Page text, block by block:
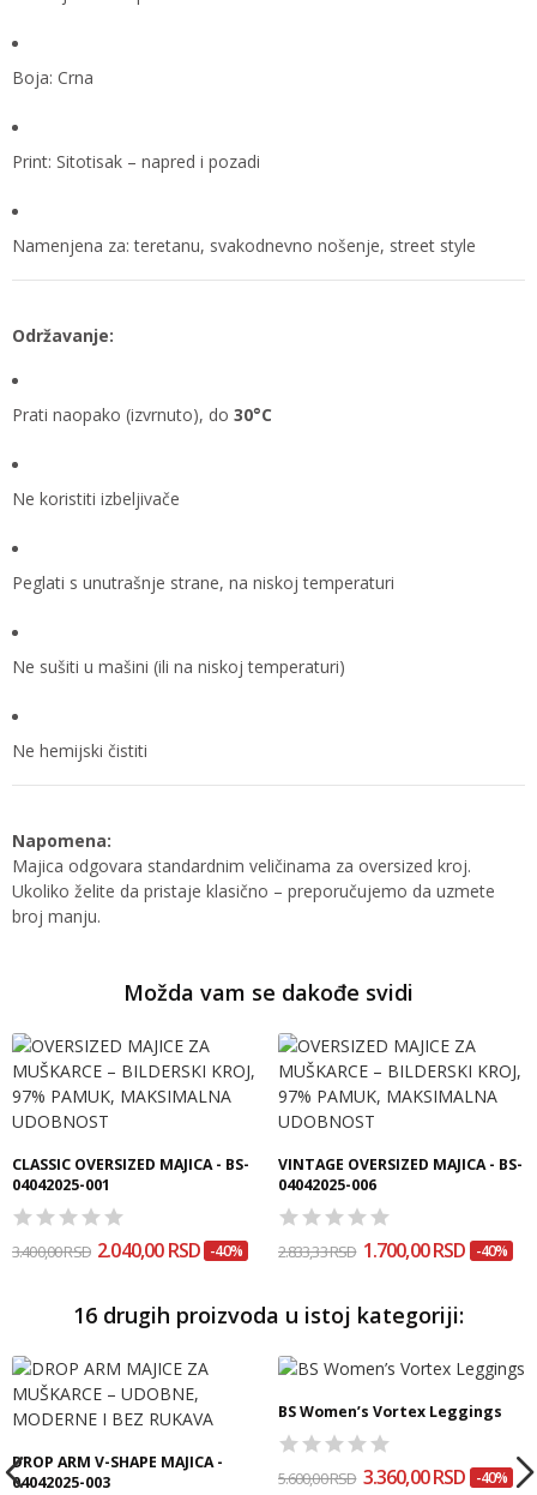
Boja: Crna
Print: Sitotisak – napred i pozadi
Namenjena za: teretanu, svakodnevno nošenje, street style
Održavanje:
Prati naopako (izvrnuto), do 30°C
Ne koristiti izbeljivače
Peglati s unutrašnje strane, na niskoj temperaturi
Ne sušiti u mašini (ili na niskoj temperaturi)
Ne hemijski čistiti
Napomena:
Majica odgovara standardnim veličinama za oversized kroj.
Ukoliko želite da pristaje klasično – preporučujemo da uzmete
broj manju.
Možda vam se dakođe svidi
CLASSIC OVERSIZED MAJICA - BS-
04042025-001
3.400,00 RSD 2.040,00 RSD -40%
VINTAGE OVERSIZED MAJICA - BS-
04042025-006
2.833,33 RSD 1.700,00 RSD -40%
16 drugih proizvoda u istoj kategoriji:
DROP ARM V-SHAPE MAJICA -
04042025-003
BS Women’s Vortex Leggings
5.600,00 RSD 3.360,00 RSD -40%